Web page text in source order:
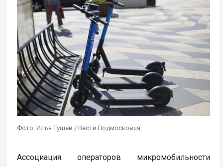
Фото: Илья Тушев / Вести Подмосковья
Ассоциация операторов микромобильности